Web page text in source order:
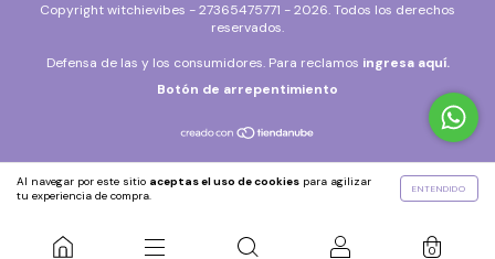
Al navegar por este sitio aceptas el uso de cookies para agilizar
tu experiencia de compra.
ENTENDIDO
0
Copyright witchievibes - 27365475771 - 2026. Todos los derechos
reservados.
Defensa de las y los consumidores. Para reclamos ingresa aquí.
Botón de arrepentimiento